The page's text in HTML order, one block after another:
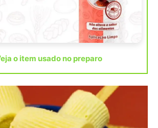
o item usado no preparo